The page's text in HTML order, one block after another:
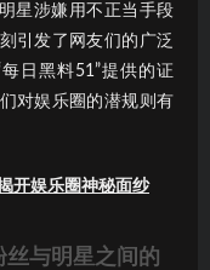
星涉嫌用不正当手段
引发了网友们的广泛
日黑料51”提供的证
对娱乐圈的潜规则有
丝与明星之间的